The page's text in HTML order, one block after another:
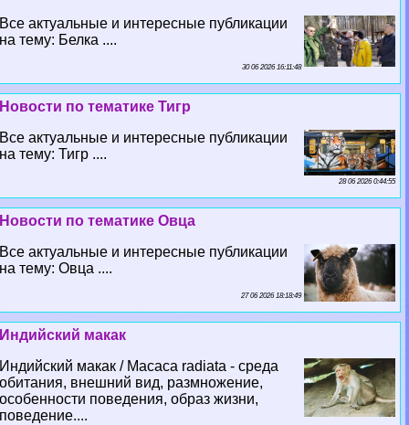
Все актуальные и интересные публикации
на тему: Белка ....
30 06 2026 16:11:48
Новости по тематике Тигр
Все актуальные и интересные публикации
на тему: Тигр ....
28 06 2026 0:44:55
Новости по тематике Овца
Все актуальные и интересные публикации
на тему: Овца ....
27 06 2026 18:18:49
Индийский макак
Индийский макак / Macaca radiata - среда
обитания, внешний вид, размножение,
особенности поведения, образ жизни,
поведение....